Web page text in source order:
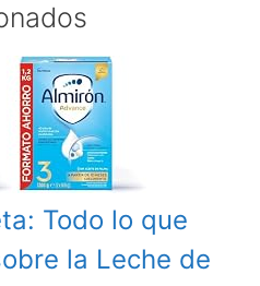
Todo lo que
la Leche de